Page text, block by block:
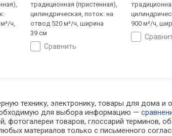
ч,
традиционная (пристенная),
цилиндрическая, поток: на
отвод 520 м³/ч, ширина
39 см
сравнить
900 м³/ч,
технику, электронику, товары для дома
для выбора информацию —
фотогалереи товаров, глоссарий терминов,
материалов только с письменного